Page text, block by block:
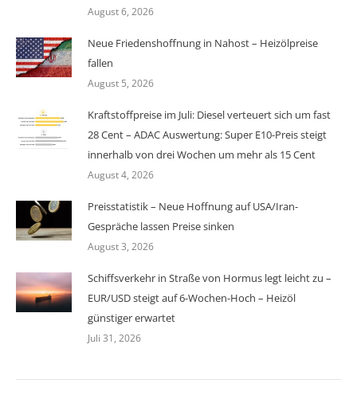
August 6, 2026
Neue Friedenshoffnung in Nahost – Heizölpreise
fallen
August 5, 2026
Kraftstoffpreise im Juli: Diesel verteuert sich um fast
28 Cent – ADAC Auswertung: Super E10-Preis steigt
innerhalb von drei Wochen um mehr als 15 Cent
August 4, 2026
Preisstatistik – Neue Hoffnung auf USA/Iran-
Gespräche lassen Preise sinken
August 3, 2026
Schiffsverkehr in Straße von Hormus legt leicht zu –
EUR/USD steigt auf 6-Wochen-Hoch – Heizöl
günstiger erwartet
Juli 31, 2026